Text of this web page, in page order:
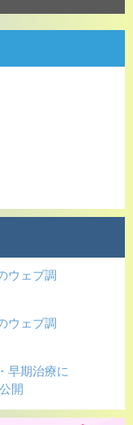
ウェブ調
ウェブ調
早期治療に
開